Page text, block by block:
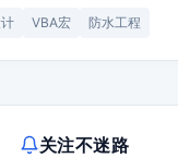
VBA宏 防水工程
关注不迷路